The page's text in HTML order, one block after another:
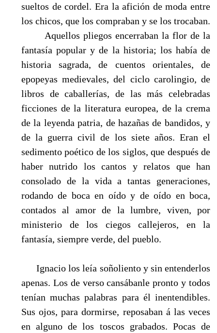
sueltos de cordel. Era la afición de moda entre
los chicos, que los compraban y se los trocaban.
Aquellos pliegos encerraban la flor de la
fantasía popular y de la historia; los había de
historia sagrada, de cuentos orientales, de
epopeyas medievales, del ciclo carolingio, de
libros de caballerías, de las más celebradas
ficciones de la literatura europea, de la crema
de la leyenda patria, de hazañas de bandidos, y
de la guerra civil de los siete años. Eran el
sedimento poético de los siglos, que después de
haber nutrido los cantos y relatos que han
consolado de la vida a tantas generaciones,
rodando de boca en oído y de oído en boca,
contados al amor de la lumbre, viven, por
ministerio de los ciegos callejeros, en la
fantasía, siempre verde, del pueblo.
Ignacio los leía soñoliento y sin entenderlos
apenas. Los de verso cansábanle pronto y todos
tenían muchas palabras para él inentendibles.
Sus ojos, para dormirse, reposaban á las veces
en alguno de los toscos grabados. Pocas de